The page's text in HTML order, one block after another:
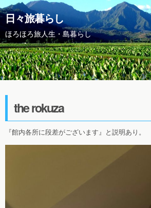
日々旅暮らし
ほろほろ旅人生・島暮らし
the rokuza
『館内各所に段差がございます』と説明あり。